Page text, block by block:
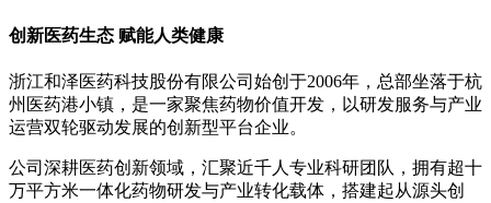
创新医药生态 赋能人类健康
浙江和泽医药科技股份有限公司始创于2006年，总部坐落于杭
州医药港小镇，是一家聚焦药物价值开发，以研发服务与产业
运营双轮驱动发展的创新型平台企业。
公司深耕医药创新领域，汇聚近千人专业科研团队，拥有超十
万平方米一体化药物研发与产业转化载体，搭建起从源头创